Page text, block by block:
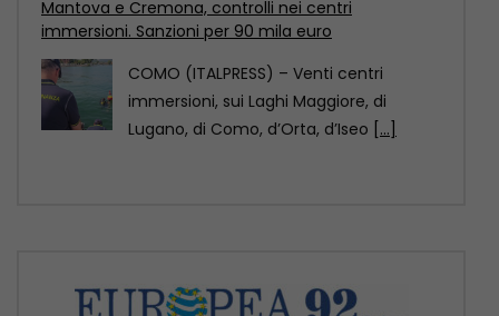
Pechino è stata designata Capitale
mondiale dell’architettura Unesco-Uia
(Unione internazionale degli architetti)
2029, come annunciato[...]